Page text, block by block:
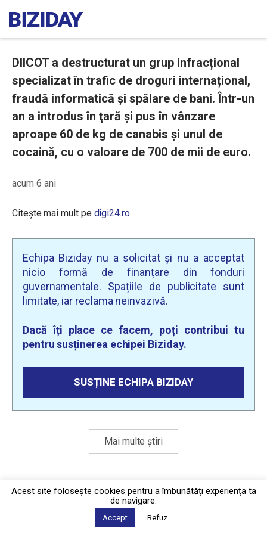
DIICOT a destructurat un grup infracțional
specializat în trafic de droguri internațional,
fraudă informatică şi spălare de bani. Într-un
an a introdus în ţară şi pus în vânzare
aproape 60 de kg de canabis și unul de
cocaină, cu o valoare de 700 de mii de euro.
acum 6 ani
Citește mai mult pe digi24.ro
Echipa Biziday nu a solicitat și nu a acceptat
nicio formă de finanțare din fonduri
guvernamentale. Spațiile de publicitate sunt
limitate, iar reclama neinvazivă.
Dacă îți place ce facem, poți contribui tu
pentru susținerea echipei Biziday.
SUSȚINE ECHIPA BIZIDAY
Mai multe știri
Politica de confidențialitate·Contact
2026 © Biziday
Acest site foloseşte cookies pentru a îmbunătăți experiența ta
de navigare.
Accept Refuz